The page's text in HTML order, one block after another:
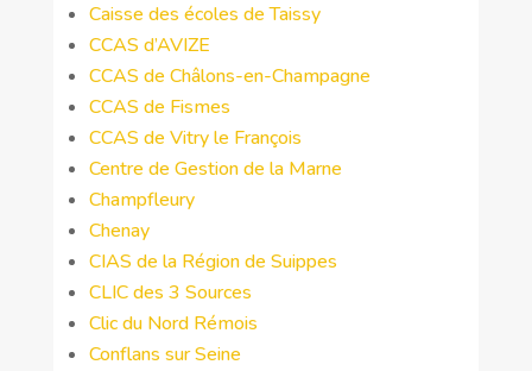
Caisse des écoles de Taissy
CCAS d’AVIZE
CCAS de Châlons-en-Champagne
CCAS de Fismes
CCAS de Vitry le François
Centre de Gestion de la Marne
Champfleury
Chenay
CIAS de la Région de Suippes
CLIC des 3 Sources
Clic du Nord Rémois
Conflans sur Seine